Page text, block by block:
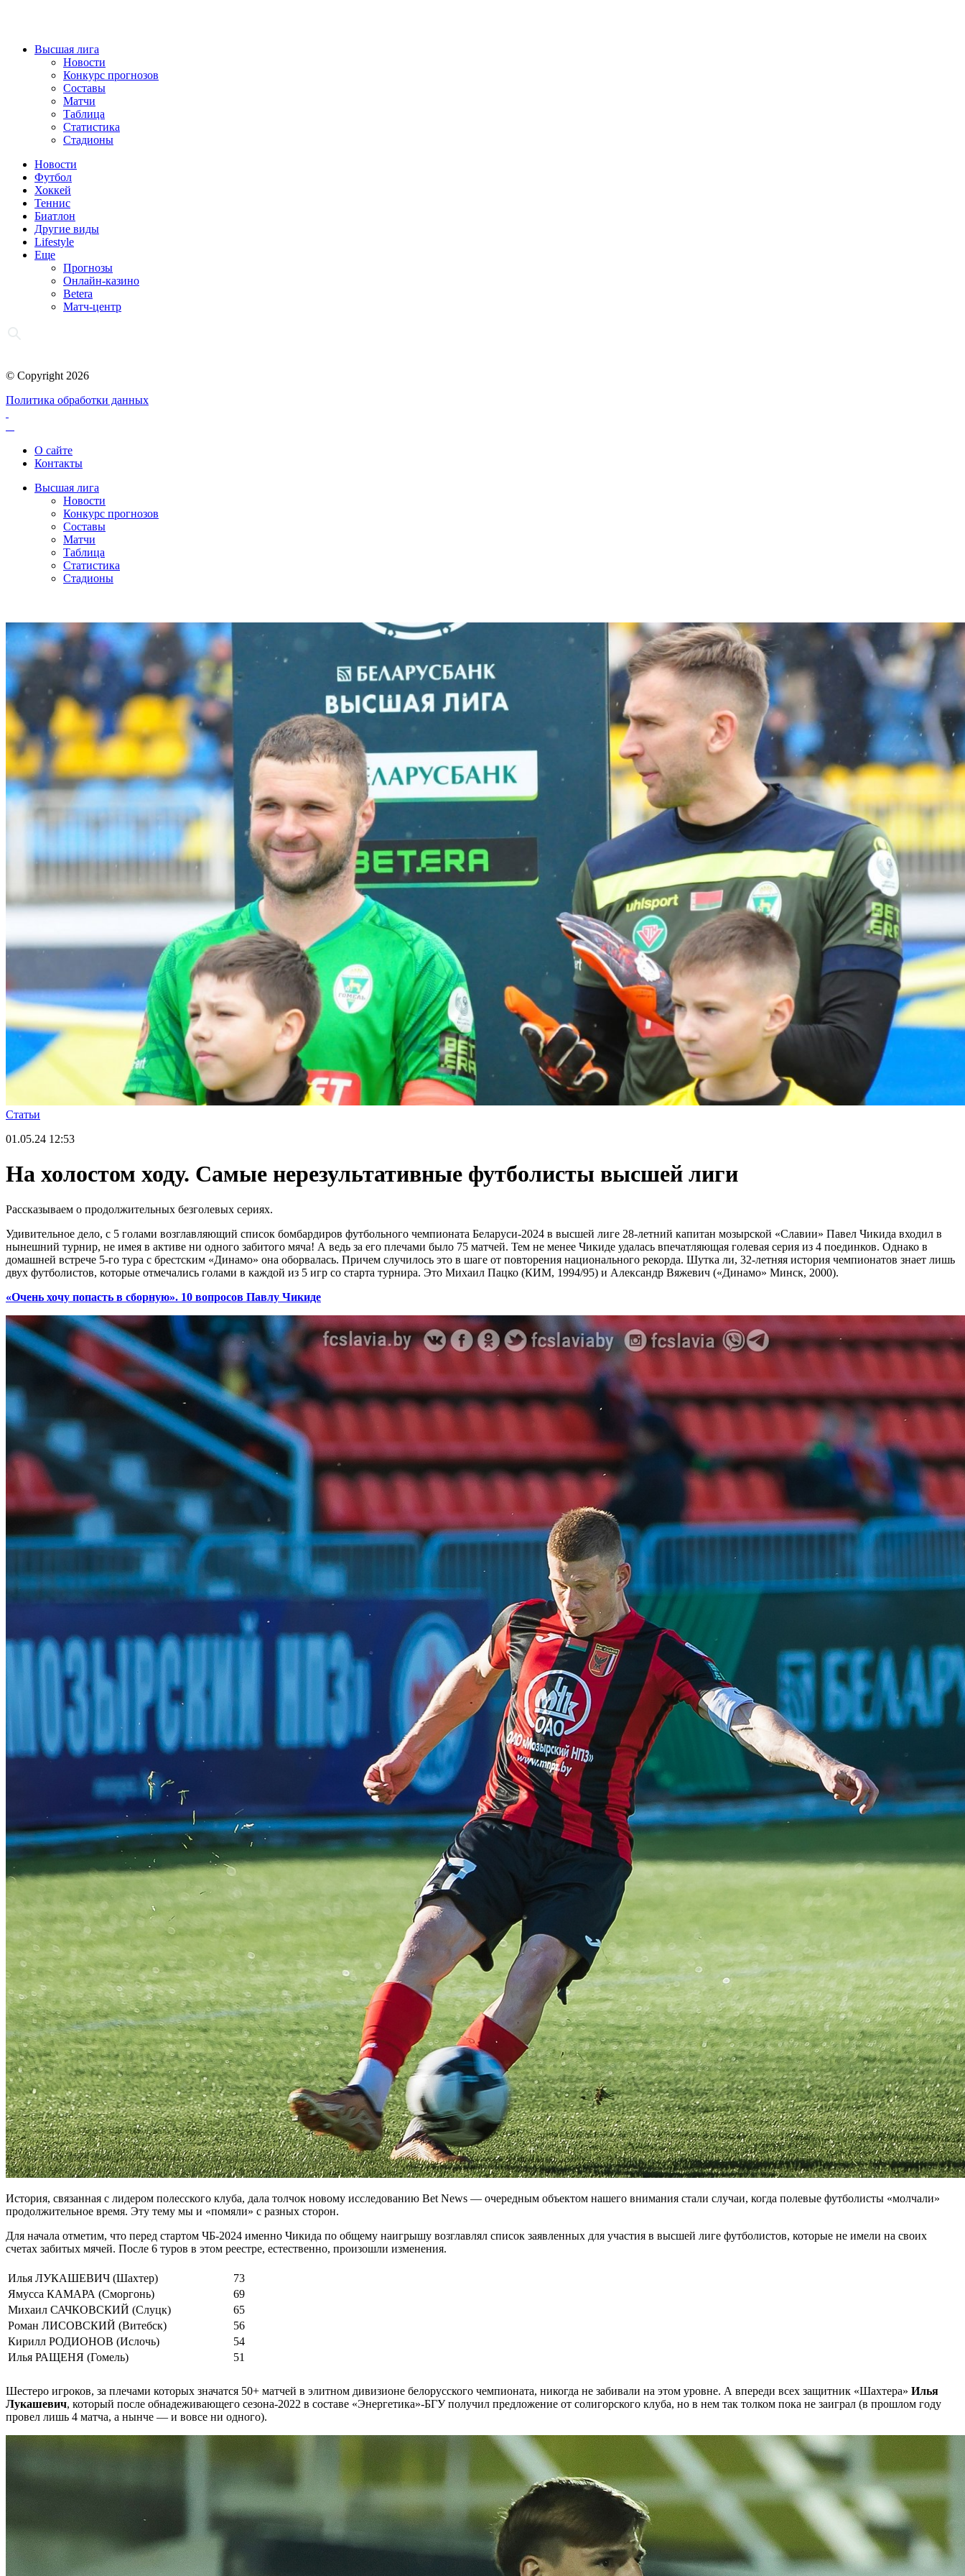
Высшая лига
Новости
Конкурс прогнозов
Составы
Матчи
Таблица
Статистика
Стадионы
Новости
Футбол
Хоккей
Теннис
Биатлон
Другие виды
Lifestyle
Еще
Прогнозы
Онлайн-казино
Betera
Матч-центр
© Copyright 2026
Политика обработки данных
О сайте
Контакты
Высшая лига
Новости
Конкурс прогнозов
Составы
Матчи
Таблица
Статистика
Стадионы
Статьи
01.05.24 12:53
На холостом ходу. Самые нерезультативные футболисты высшей лиги
Рассказываем о продолжительных безголевых сериях.
Удивительное дело, с 5 голами возглавляющий список бомбардиров футбольного чемпионата Беларуси-2024 в высшей лиге 28-летний капитан мозырской «Славии» Павел Чикида входил в
нынешний турнир, не имея в активе ни одного забитого мяча! А ведь за его плечами было 75 матчей. Тем не менее Чикиде удалась впечатляющая голевая серия из 4 поединков. Однако в
домашней встрече 5-го тура с брестским «Динамо» она оборвалась. Причем случилось это в шаге от повторения национального рекорда. Шутка ли, 32-летняя история чемпионатов знает лишь
двух футболистов, которые отмечались голами в каждой из 5 игр со старта турнира. Это Михаил Пацко (КИМ, 1994/95) и Александр Вяжевич («Динамо» Минск, 2000).
«Очень хочу попасть в сборную». 10 вопросов Павлу Чикиде
История, связанная с лидером полесского клуба, дала толчок новому исследованию Bet News — очередным объектом нашего внимания стали случаи, когда полевые футболисты «молчали»
продолжительное время. Эту тему мы и «помяли» с разных сторон.
Для начала отметим, что перед стартом ЧБ-2024 именно Чикида по общему наигрышу возглавлял список заявленных для участия в высшей лиге футболистов, которые не имели на своих
счетах забитых мячей. После 6 туров в этом реестре, естественно, произошли изменения.
Илья ЛУКАШЕВИЧ (Шахтер)
73
Ямусса КАМАРА (Сморгонь)
69
Михаил САЧКОВСКИЙ (Слуцк)
65
Роман ЛИСОВСКИЙ (Витебск)
56
Кирилл РОДИОНОВ (Ислочь)
54
Илья РАЩЕНЯ (Гомель)
51
Шестеро игроков, за плечами которых значатся 50+ матчей в элитном дивизионе белорусского чемпионата, никогда не забивали на этом уровне. А впереди всех защитник «Шахтера» Илья
Лукашевич, который после обнадеживающего сезона-2022 в составе «Энергетика»-БГУ получил предложение от солигорского клуба, но в нем так толком пока не заиграл (в прошлом году
провел лишь 4 матча, а нынче — и вовсе ни одного).